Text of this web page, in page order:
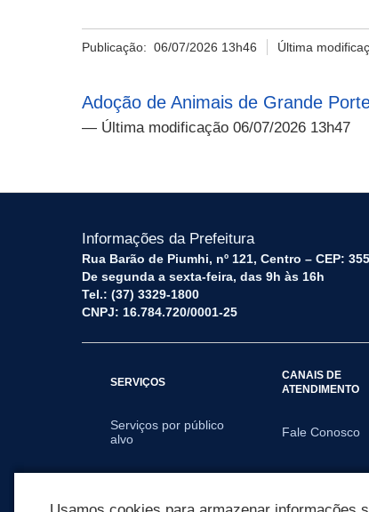
Publicação: 06/07/2026 13h46 Última
Adoção de Animais de Grande
— Última modificação 06/07/2026 13h47
Informações da Prefeitura
Rua Barão de Piumhi, nº 121, Centro – CEP:
De segunda a sexta-feira, das 9h às 16h
Tel.: (37) 3329-1800
CNPJ: 16.784.720/0001-25
SERVIÇOS
Serviços por público
alvo
CANAIS DE
ATENDIMENTO
Fale Conosco